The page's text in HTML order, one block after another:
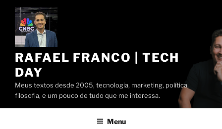
Pular
conteúdo
RAFAEL FRANCO | TECH
DAY
Meus textos desde 2005, tecnologia, marketing, política,
filosofia, e um pouco de tudo que me interessa.
Menu